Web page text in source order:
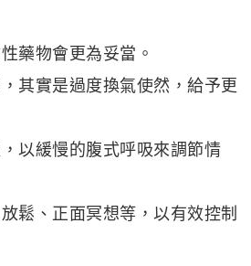
藥物會更為妥當。
其實是過度換氣使然，給予更
以緩慢的腹式呼吸來調節情
鬆、正面冥想等，以有效控制